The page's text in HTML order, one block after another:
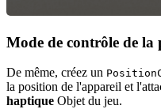
Mode de contrôle de la
De même, créez un
la position de l'appareil et
haptique Objet du jeu.